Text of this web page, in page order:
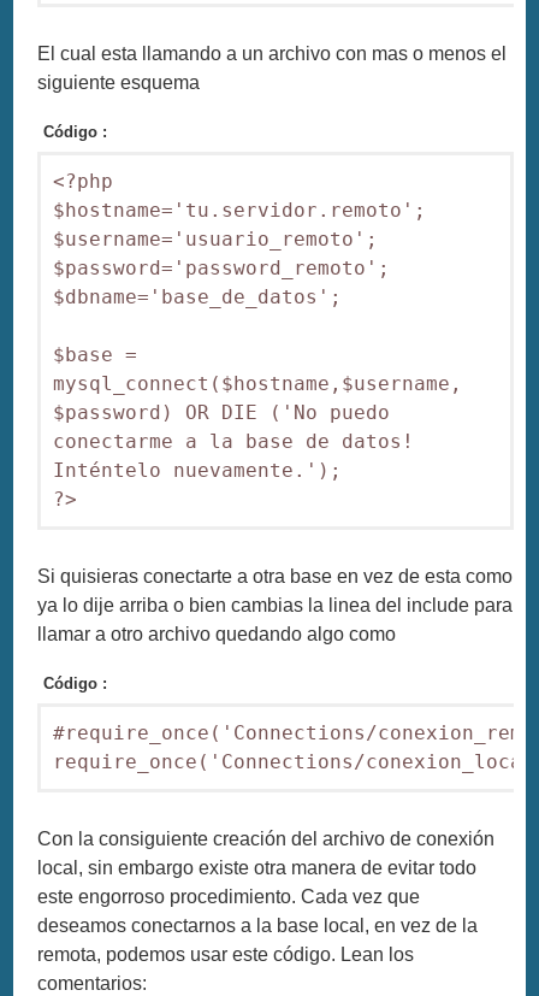
El cual esta llamando a un archivo con mas o menos el
siguiente esquema
Código :
<?php
$hostname='tu.servidor.remoto';
$username='usuario_remoto';
$password='password_remoto';
$dbname='base_de_datos';
$base =
mysql_connect($hostname,$username,
$password) OR DIE ('No puedo
conectarme a la base de datos!
Inténtelo nuevamente.');
?>
Si quisieras conectarte a otra base en vez de esta como
ya lo dije arriba o bien cambias la linea del include para
llamar a otro archivo quedando algo como
Código :
#require_once('Connections/
require_once('Connections/
Con la consiguiente creación del archivo de conexión
local, sin embargo existe otra manera de evitar todo
este engorroso procedimiento. Cada vez que
deseamos conectarnos a la base local, en vez de la
remota, podemos usar este código. Lean los
comentarios: